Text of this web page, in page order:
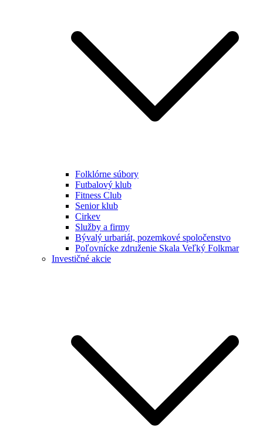
Folklórne súbory
Futbalový klub
Fitness Club
Senior klub
Cirkev
Služby a firmy
Bývalý urbariát, pozemkové spoločenstvo
Poľovnícke združenie Skala Veľký Folkmar
Investičné akcie